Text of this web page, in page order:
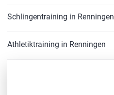
Schlingentraining in Renningen
Athletiktraining in Renningen